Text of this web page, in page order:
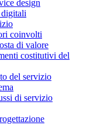
design
coinvolti
di valore
costitutivi del
del servizio
di servizio